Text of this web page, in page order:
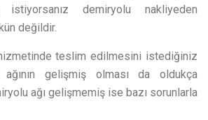
demiryolu nakliyeden
değildir.
teslim edilmesini istediğiniz
gelişmiş olması da oldukça
ağı gelişmemiş ise bazı sorunlarla